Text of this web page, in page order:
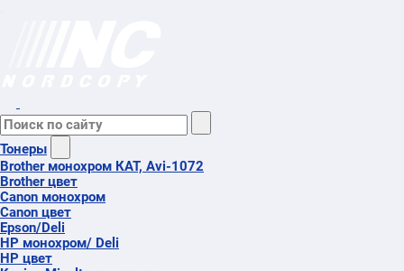
Тонеры
Brother монохром КАТ, Avi-1072
Brother цвет
Canon монохром
Canon цвет
Epson/Deli
HP монохром/ Deli
HP цвет